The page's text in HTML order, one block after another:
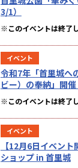
3/1）
※このイベントは終了し
イベント
令和7年「首里城へ
ビー）の奉納」開催
※このイベントは終了し
イベント
【12月6日イベン
ショップ in 首里城